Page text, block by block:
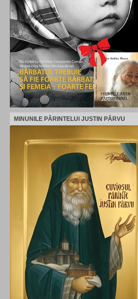
MINUNILE PĂRINTELUI JUSTIN PÂRVU